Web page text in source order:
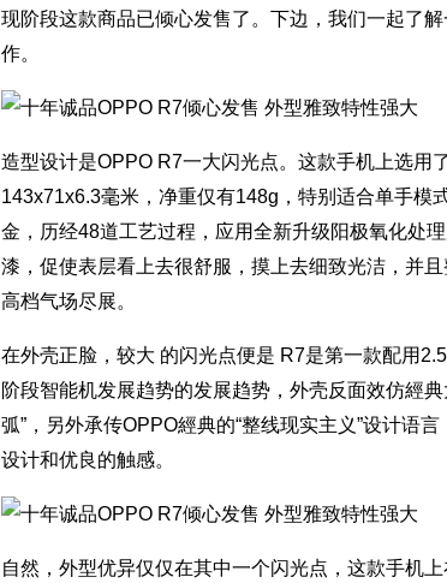
现阶段这款商品已倾心发售了。下边，我们一起了
作。
造型设计是OPPO R7一大闪光点。这款手机上选用
143x71x6.3毫米，净重仅有148g，特别适合单手模
金，历经48道工艺过程，应用全新升级阳极氧化处
漆，促使表层看上去很舒服，摸上去细致光洁，并
高档气场尽展。
在外壳正脸，较大 的闪光点便是 R7是第一款配用
阶段智能机发展趋势的发展趋势，外壳反面效仿經
弧”，另外承传OPPO經典的“整线现实主义”设计语
设计和优良的触感。
自然，外型优异仅仅在其中一个闪光点，这款手机